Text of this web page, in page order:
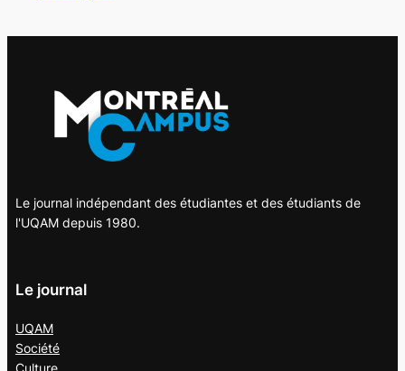
Le journal indépendant des étudiantes et des étudiants de
l'UQAM depuis 1980.
Le journal
UQAM
Société